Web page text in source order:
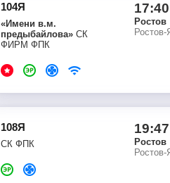
104Я
«Имени в.м.
предыбайлова» СК
ФИРМ ФПК
17:40
Ростов
108Я
СК ФПК
19:47
Ростов